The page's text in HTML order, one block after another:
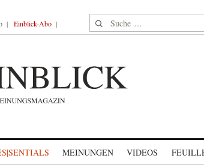
Einblick-Abo Suche nach:
MEINUNGEN VIDEOS